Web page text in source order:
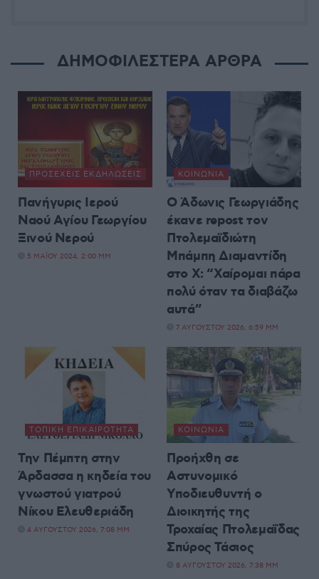
ΔΗΜΟΦΙΛΕΣΤΕΡΑ ΑΡΘΡΑ
ΠΡΟΣΕΧΕΊΣ ΕΚΔΗΛΏΣΕΙΣ
Πανήγυρις Ιερού
Ναού Αγίου Γεωργίου
Ξινού Νερού
5 ΜΑΪ́ΟΥ 2024, 2:00 ΜΜ
ΚΟΙΝΩΝΊΑ
Ο Άδωνις Γεωργιάδης
έκανε repost τον
Πτολεμαϊδιώτη
Μπάμπη Διαμαντίδη
στο X: “Χαίρομαι πάρα
πολύ όταν τα διαβάζω
αυτά”
7 ΑΥΓΟΎΣΤΟΥ 2026, 6:59 ΜΜ
ΤΟΠΙΚΉ ΕΠΙΚΑΙΡΌΤΗΤΑ
Την Πέμπτη στην
Άρδασσα η κηδεία του
γνωστού γιατρού
Νίκου Ελευθεριάδη
4 ΑΥΓΟΎΣΤΟΥ 2026, 7:08 ΜΜ
ΚΟΙΝΩΝΊΑ
Προήχθη σε
Αστυνομικό
Υποδιευθυντή ο
Διοικητής της
Τροχαίας Πτολεμαΐδας
Σπύρος Τάσιος
8 ΑΥΓΟΎΣΤΟΥ 2026, 7:38 ΜΜ